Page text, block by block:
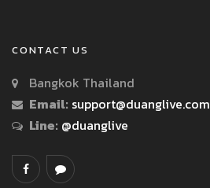
CONTACT US
Bangkok Thailand
Email: support@duanglive.com
Line: @duanglive